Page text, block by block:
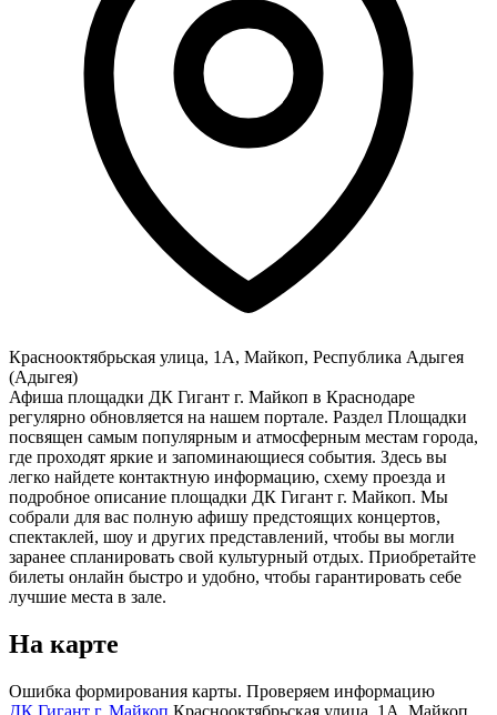
Краснооктябрьская улица, 1А, Майкоп, Республика Адыгея
(Адыгея)
Афиша площадки ДК Гигант г. Майкоп в Краснодаре
регулярно обновляется на нашем портале. Раздел Площадки
посвящен самым популярным и атмосферным местам города,
где проходят яркие и запоминающиеся события. Здесь вы
легко найдете контактную информацию, схему проезда и
подробное описание площадки ДК Гигант г. Майкоп. Мы
собрали для вас полную афишу предстоящих концертов,
спектаклей, шоу и других представлений, чтобы вы могли
заранее спланировать свой культурный отдых. Приобретайте
билеты онлайн быстро и удобно, чтобы гарантировать себе
лучшие места в зале.
На карте
Ошибка формирования карты. Проверяем информацию
ДК Гигант г. Майкоп Краснооктябрьская улица, 1А, Майкоп,